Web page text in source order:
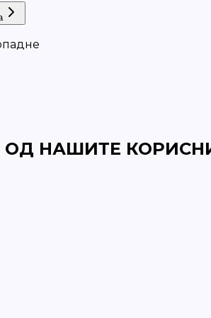
НАШИТЕ